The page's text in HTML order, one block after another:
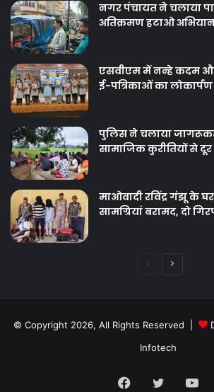
नगर पंचायत ने चलाया
अतिक्रमण हटाओ
एसवीएम में नन्हे कदम
ई-पत्रिकाओं का लोकार्पण
पुलिस ने चलाया
सामाजिक कुरीतियों से
माओवादी रविंद्र गंझू के
सामग्रियां बरामद, दो
PreviousNext
© Copyright 2026, All Rights Reserved |
Infotech
Facebook
Twitter